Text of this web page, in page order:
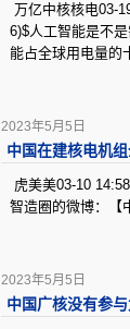
万亿中核核电03-
6)$人工智能是不
能占全球用电量的
2023年5月5日
中国在建核电机
虎美美03-10
智造圈的微博：【
2023年5月5日
中国广核没有参